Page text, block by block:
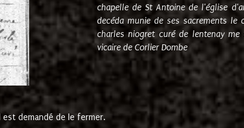
chapelle de St Antoine de l'église
decéda munie de ses sacrements
charles niogret curé de lentenay
vicaire de Corlier Dombe
demandé de le fermer.